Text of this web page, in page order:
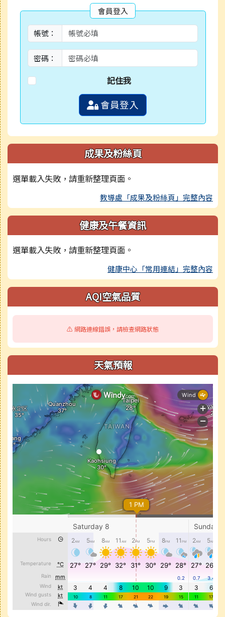
會員登入
帳號：
密碼：
記住我
會員登入
成果及粉絲頁
選單載入失敗，請重新整理頁面。
教導處「成果及粉絲頁」完整內容
健康及午餐資訊
選單載入失敗，請重新整理頁面。
健康中心「常用連結」完整內容
AQI空氣品質
⚠️ 網路連線錯誤，請檢查網路狀態
天氣預報